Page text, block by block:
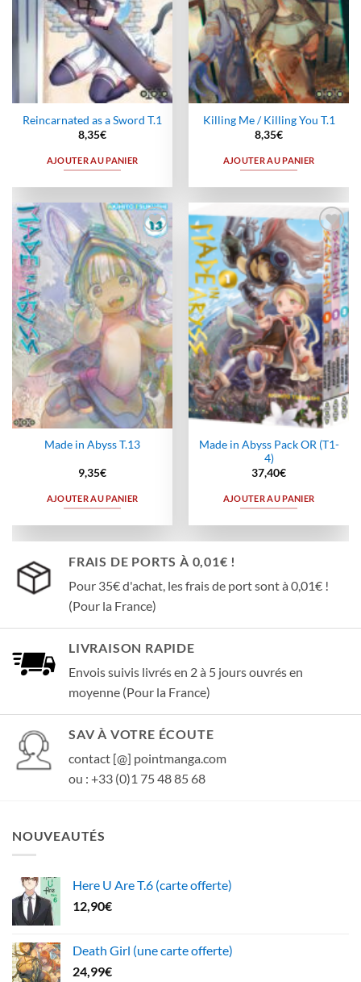
Reincarnated as a Sword T.1
8,35€
AJOUTER AU PANIER
Killing Me / Killing You T.1
8,35€
AJOUTER AU PANIER
Ajouter
à la
wishlist
Made in Abyss T.13
9,35€
AJOUTER AU PANIER
Ajouter
à la
wishlist
Made in Abyss Pack OR (T1-
4)
37,40€
AJOUTER AU PANIER
FRAIS DE PORTS À 0,01€ !
Pour 35€ d'achat, les frais de port sont à 0,01€ !
(Pour la France)
LIVRAISON RAPIDE
Envois suivis livrés en 2 à 5 jours ouvrés en
moyenne (Pour la France)
SAV À VOTRE ÉCOUTE
contact [@] pointmanga.com
ou : +33 (0)1 75 48 85 68
NOUVEAUTÉS
Here U Are T.6 (carte offerte)
12,90€
Death Girl (une carte offerte)
24,99€